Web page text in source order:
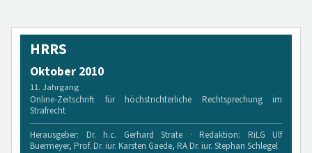
HRRS
Oktober 2010
11. Jahrgang
Online-Zeitschrift für höchstrichterliche Rechtsprechung im
Strafrecht
Herausgeber: Dr. h.c. Gerhard Strate · Redaktion: RiLG Ulf
Buermeyer, Prof. Dr. iur. Karsten Gaede, RA Dr. iur. Stephan Schlegel